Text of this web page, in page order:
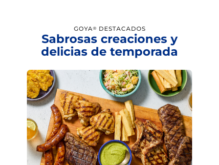
GOYA® DESTACADOS
Sabrosas creaciones y
delicias de temporada